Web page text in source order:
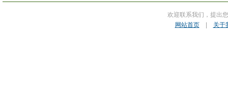
欢迎联系我们，提出
网站首页| 关于